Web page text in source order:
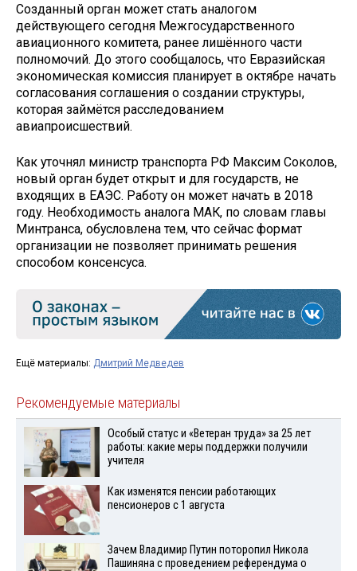
Созданный орган может стать аналогом
действующего сегодня Межгосударственного
авиационного комитета, ранее лишённого части
полномочий. До этого сообщалось, что Евразийская
экономическая комиссия планирует в октябре начать
согласования соглашения о создании структуры,
которая займётся расследованием
авиапроисшествий.
Как уточнял министр транспорта РФ Максим Соколов,
новый орган будет открыт и для государств, не
входящих в ЕАЭС. Работу он может начать в 2018
году. Необходимость аналога МАК, по словам главы
Минтранса, обусловлена тем, что сейчас формат
организации не позволяет принимать решения
способом консенсуса.
Ещё материалы: Дмитрий Медведев
Рекомендуемые материалы
Особый статус и «Ветеран труда» за 25 лет
работы: какие меры поддержки получили
учителя
Как изменятся пенсии работающих
пенсионеров с 1 августа
Зачем Владимир Путин поторопил Никола
Пашиняна с проведением референдума о